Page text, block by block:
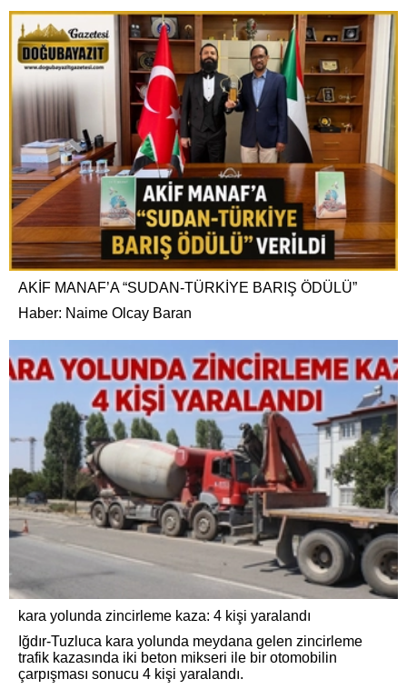
AKİF MANAF’A “SUDAN-TÜRKİYE BARIŞ ÖDÜLÜ”
Haber: Naime Olcay Baran
kara yolunda zincirleme kaza: 4 kişi yaralandı
Iğdır-Tuzluca kara yolunda meydana gelen zincirleme
trafik kazasında iki beton mikseri ile bir otomobilin
çarpışması sonucu 4 kişi yaralandı.